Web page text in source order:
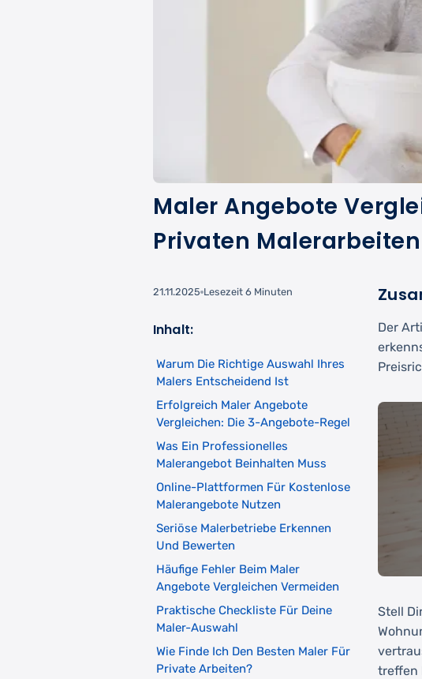
Maler Angebote
Privaten Malerarbeiten
21.11.2025 Lesezeit 6 Minuten
Inhalt:
Warum Die Richtige Auswahl Ihres
Malers Entscheidend Ist
Erfolgreich Maler Angebote
Vergleichen: Die 3-Angebote-Regel
Was Ein Professionelles
Malerangebot Beinhalten Muss
Online-Plattformen Für Kostenlose
Malerangebote Nutzen
Seriöse Malerbetriebe Erkennen
Und Bewerten
Häufige Fehler Beim Maler
Angebote Vergleichen Vermeiden
Praktische Checkliste Für Deine
Maler-Auswahl
Wie Finde Ich Den Besten Maler Für
Private Arbeiten?
Der
Stell
treffen